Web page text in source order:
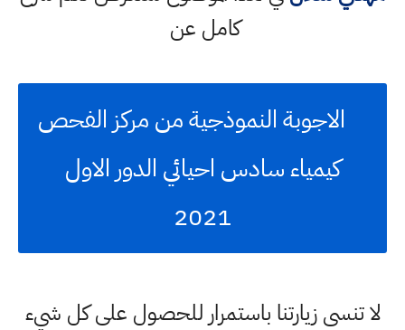
كامل عن
الاجوبة النموذجية من مركز الفحص
كيمياء سادس احيائي الدور الاول
2021
لا تنسى زيارتنا باستمرار للحصول على كل شيء